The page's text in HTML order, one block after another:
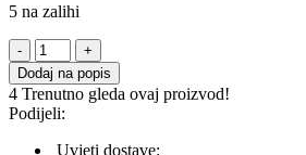
5 na zalihi
LUMEX
Pur
pjena
STIROPOR
750ml
količina
Dodaj na popis
4 Trenutno gleda ovaj proizvod!
Podijeli:
Uvjeti dostave: